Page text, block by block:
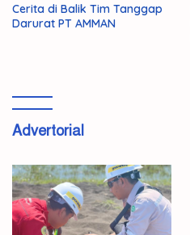
Cerita di Balik Tim Tanggap
Darurat PT AMMAN
Advertorial